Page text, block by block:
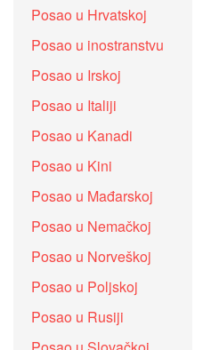
Posao u Hrvatskoj
Posao u inostranstvu
Posao u Irskoj
Posao u Italiji
Posao u Kanadi
Posao u Kini
Posao u Mađarskoj
Posao u Nemačkoj
Posao u Norveškoj
Posao u Poljskoj
Posao u Rusiji